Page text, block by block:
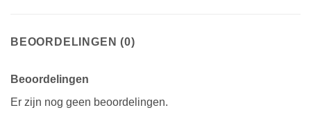
BEOORDELINGEN (0)
Beoordelingen
Er zijn nog geen beoordelingen.